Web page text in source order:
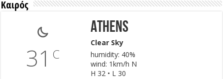
Καιρός
31 C
Athens
Clear Sky
humidity: 40%
wind: 1km/h N
H 32 • L 30